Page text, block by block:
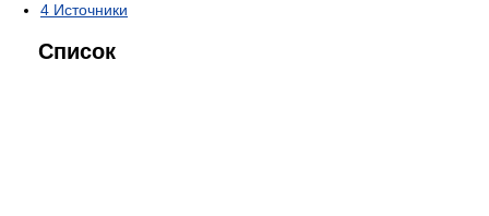
4 Источники
Список